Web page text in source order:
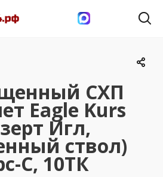
СХП
Eagle Kurs
Игл,
ствол)
С, 10ТК